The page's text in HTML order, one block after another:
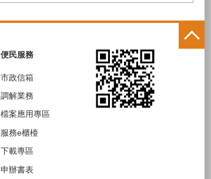
便民服務
市政信箱
調解業務
檔案應用專區
服務e櫃檯
下載專區
申辦書表